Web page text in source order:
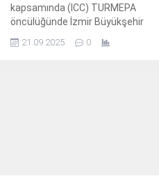
kapsamında (ICC) TURMEPA
öncülüğünde İzmir Büyükşehir
Belediyesi, Urla Belediyesi, çevre
dernekleri ve meslek odaları iş
21.09.2025 0